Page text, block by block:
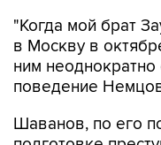
"Когда мой брат
в Москву в
ним
поведение
Шаванов, по его